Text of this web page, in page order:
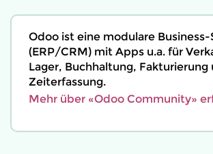
Odoo ist eine modulare
(ERP/CRM) mit Apps u.a. für
Lager, Buchhaltung, Fakturierung
Zeiterfassung.
Mehr über «Odoo Community»